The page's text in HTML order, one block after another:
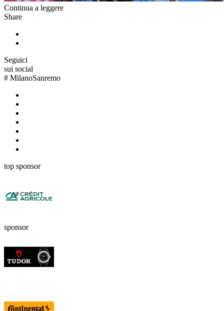
Continua a leggere
Share
Seguici
sui social
# MilanoSanremo
top sponsor
sponsor